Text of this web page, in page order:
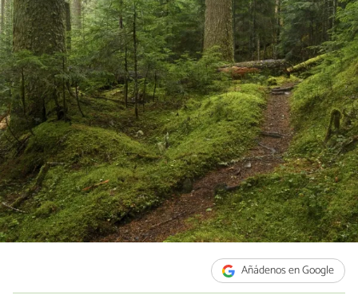
Añádenos en Google